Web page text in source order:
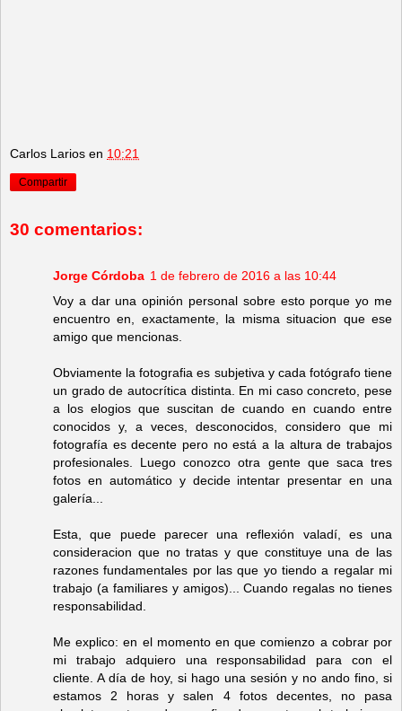
Carlos Larios en 10:21
Compartir
30 comentarios:
Jorge Córdoba 1 de febrero de 2016 a las 10:44
Voy a dar una opinión personal sobre esto porque yo me
encuentro en, exactamente, la misma situacion que ese
amigo que mencionas.
Obviamente la fotografia es subjetiva y cada fotógrafo tiene
un grado de autocrítica distinta. En mi caso concreto, pese
a los elogios que suscitan de cuando en cuando entre
conocidos y, a veces, desconocidos, considero que mi
fotografía es decente pero no está a la altura de trabajos
profesionales. Luego conozco otra gente que saca tres
fotos en automático y decide intentar presentar en una
galería...
Esta, que puede parecer una reflexión valadí, es una
consideracion que no tratas y que constituye una de las
razones fundamentales por las que yo tiendo a regalar mi
trabajo (a familiares y amigos)... Cuando regalas no tienes
responsabilidad.
Me explico: en el momento en que comienzo a cobrar por
mi trabajo adquiero una responsabilidad para con el
cliente. A día de hoy, si hago una sesión y no ando fino, si
estamos 2 horas y salen 4 fotos decentes, no pasa